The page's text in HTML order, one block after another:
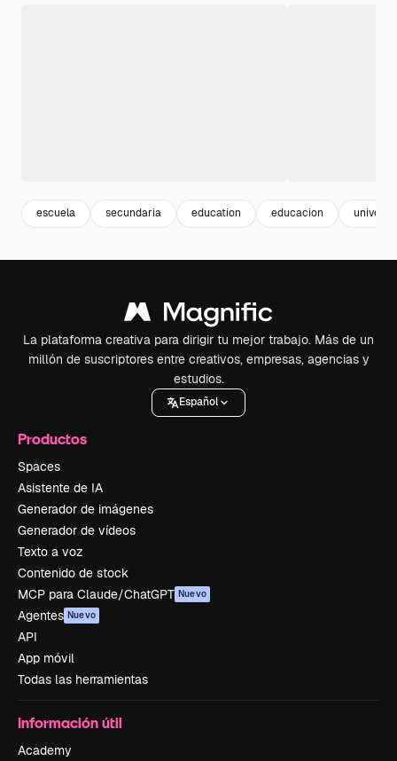
escuela secundaria education educacion
La plataforma creativa para dirigir tu mejor trabajo. Más de un
millón de suscriptores entre creativos, empresas, agencias y
estudios.
Español
Productos
Spaces
Asistente de IA
Generador de imágenes
Generador de vídeos
Texto a voz
Contenido de stock
MCP para Claude/ChatGPT Nuevo
Agentes Nuevo
API
App móvil
Todas las herramientas
Información útil
Academy